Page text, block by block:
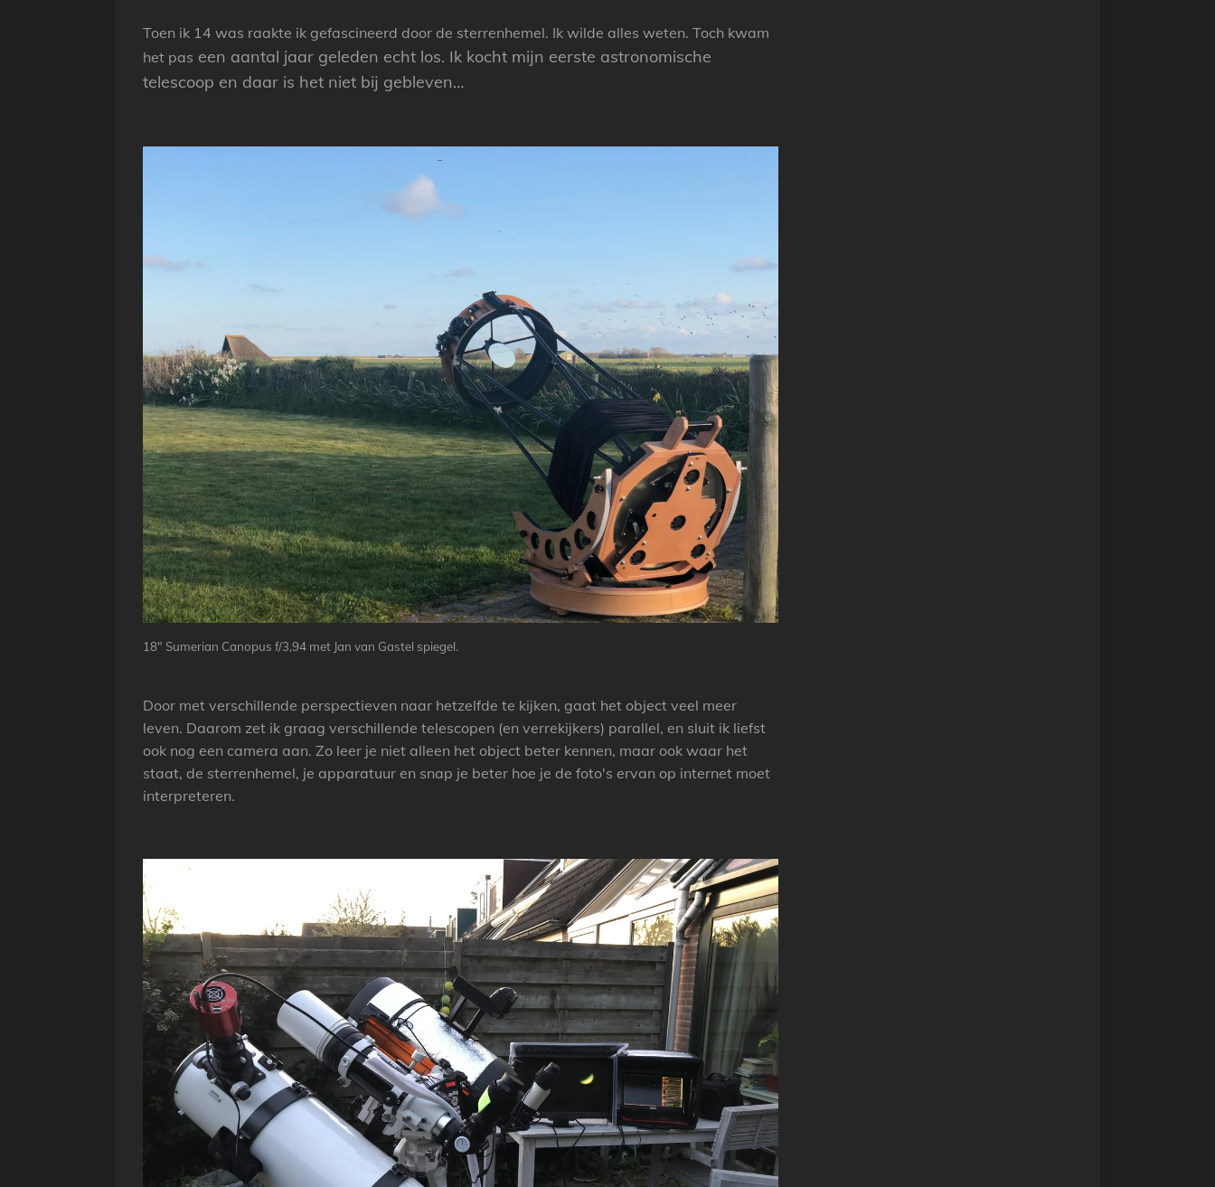
Toen ik 14 was raakte ik gefascineerd door de sterrenhemel. Ik wilde alles weten. Toch kwam
het pas een aantal jaar geleden echt los. Ik kocht mijn eerste astronomische
telescoop en daar is het niet bij gebleven…
18" Sumerian Canopus f/3,94 met Jan van Gastel spiegel.
Door met verschillende perspectieven naar hetzelfde te kijken, gaat het object veel meer
leven. Daarom zet ik graag verschillende telescopen (en verrekijkers) parallel, en sluit ik liefst
ook nog een camera aan. Zo leer je niet alleen het object beter kennen, maar ook waar het
staat, de sterrenhemel, je apparatuur en snap je beter hoe je de foto's ervan op internet moet
interpreteren.